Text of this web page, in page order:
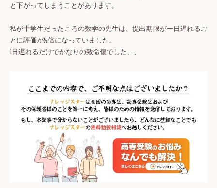
と下がってしまうことがあります。
私が中学生だったころの数学の先生は、提出期限が一日遅れるご
とに評価が½倍になっていました。
1日遅れるだけでかなりの致命傷でした、、